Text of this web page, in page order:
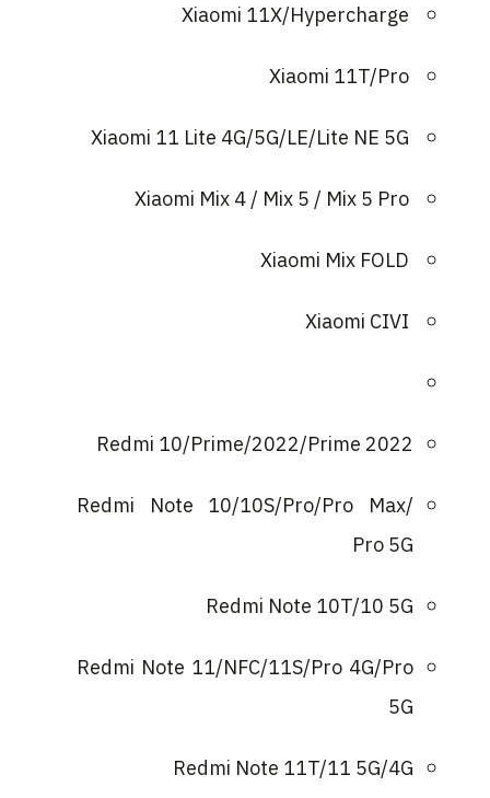
Redmi 10/Prime/2022/Prime 2022
Redmi Note 10/10S/Pro/Pro Max/
Pro 5G
Redmi Note 10T/10 5G
Redmi Note 11/NFC/11S/Pro 4G/Pro
5G
Redmi Note 11T/11 5G/4G